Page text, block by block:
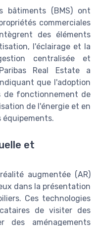
bâtiments (BMS) ont
commerciales
des éléments
l'éclairage et la
centralisée et
Real Estate a
que l'adoption
de fonctionnement de
de l'énergie et en
équipements.
et
augmentée (AR)
dans la présentation
Ces technologies
de visiter des
des aménagements